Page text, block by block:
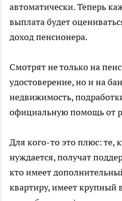
автоматически. Теперь
выплата будет
доход пенсионера.
Смотрят не только на
удостоверение, но и на
недвижимость,
официальную помощь от
Для кого-то это плюс: те,
нуждается, получат
кто имеет
квартиру, имеет крупный